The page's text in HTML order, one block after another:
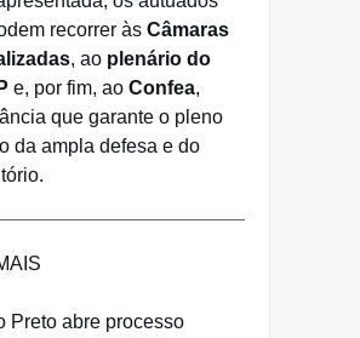
recorrer às Câmaras
, ao plenário do
e, por fim, ao Confea,
que garante o pleno
da ampla defesa e do
Preto abre processo